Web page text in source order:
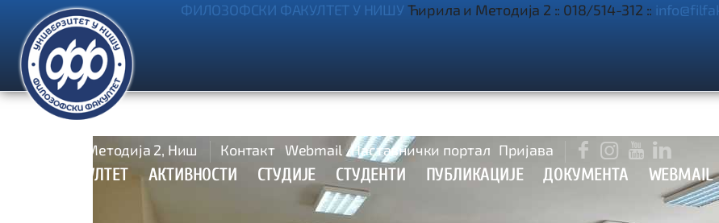
ФИЛОЗОФСКИ ФАКУЛТЕТ У НИШУЋирила и Методија 2 :: 018/514-312 ::
Ћирила и Методија 2, Ниш Контакт Webmail Наставнички портал Пријава    
ФАКУЛТЕТ АКТИВНОСТИ СТУДИЈЕ СТУДЕНТИ ПУБЛИКАЦИЈЕ ДОКУМЕНТА WEBMAIL